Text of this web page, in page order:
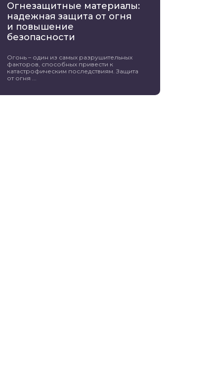
Огнезащитные материалы:
надежная защита от огня
и повышение
безопасности
Огонь – один из самых разрушительных
факторов, способных привести к
катастрофическим последствиям. Защита
от огня ...